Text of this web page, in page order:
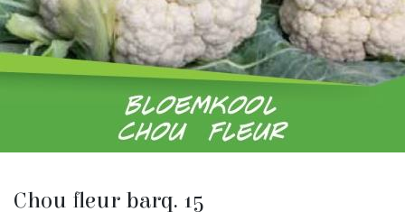
Chou fleur barq. 15